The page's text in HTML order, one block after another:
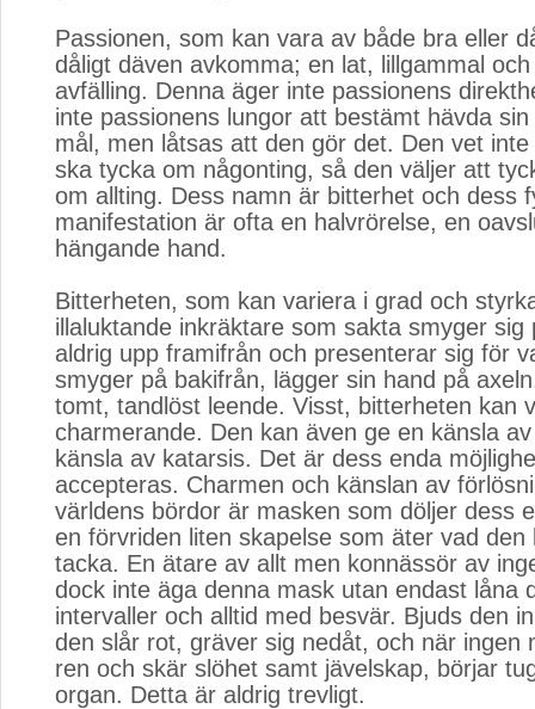
Passionen, som kan vara av både bra eller
dåligt däven avkomma; en lat, lillgammal
avfälling. Denna äger inte passionens
inte passionens lungor att bestämt hävda
mål, men låtsas att den gör det. Den vet
ska tycka om någonting, så den väljer att
om allting. Dess namn är bitterhet och dess
manifestation är ofta en halvrörelse, en
hängande hand.
Bitterheten, som kan variera i grad och
illaluktande inkräktare som sakta smyger sig
aldrig upp framifrån och presenterar sig för
smyger på bakifrån, lägger sin hand på
tomt, tandlöst leende. Visst, bitterheten kan
charmerande. Den kan även ge en känsla
känsla av katarsis. Det är dess enda
accepteras. Charmen och känslan av
världens bördor är masken som döljer dess
en förvriden liten skapelse som äter vad den
tacka. En ätare av allt men konnässör av
dock inte äga denna mask utan endast låna
intervaller och alltid med besvär. Bjuds den
den slår rot, gräver sig nedåt, och när ingen
ren och skär slöhet samt jävelskap, börjar
organ. Detta är aldrig trevligt.